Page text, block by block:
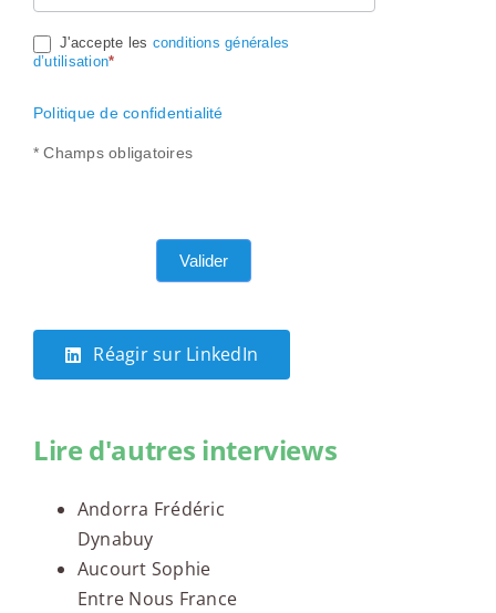
J'accepte les conditions générales
d’utilisation*
Politique de confidentialité
* Champs obligatoires
Valider
Réagir sur LinkedIn
Lire d'autres interviews
Andorra Frédéric
Dynabuy
Aucourt Sophie
Entre Nous France